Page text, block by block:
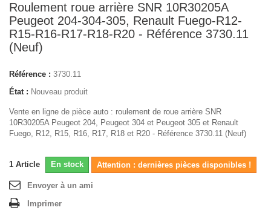
Roulement roue arrière SNR 10R30205A
Peugeot 204-304-305, Renault Fuego-R12-
R15-R16-R17-R18-R20 - Référence 3730.11
(Neuf)
Référence : 3730.11
État : Nouveau produit
Vente en ligne de pièce auto : roulement de roue arrière SNR
10R30205A Peugeot 204, Peugeot 304 et Peugeot 305 et Renault
Fuego, R12, R15, R16, R17, R18 et R20 - Référence 3730.11 (Neuf)
1 Article En stock Attention : dernières pièces disponibles !
Envoyer à un ami
Imprimer